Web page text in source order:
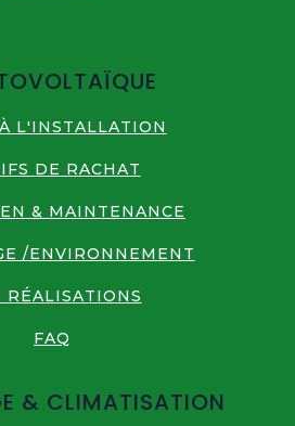
L'INSTALLATION
DE RACHAT
& MAINTENANCE
/ENVIRONNEMENT
RÉALISATIONS
FAQ
& CLIMATISATION